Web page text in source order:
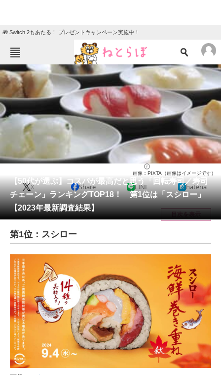
🎁 Switch 2もあたる！ プレゼントキャンペーン実施中！
ねとらぼメニュー
TOP ニュース
エンタメ クイズ
グルメ 地域
教育・育児
動物
会員記事
メディア
注目記事を集めた総合ページ
ITの今と未来を見通す
スマホと通信の最新トレンド
進化するPCとデバイスの未来
好きが集まる 比べて選べる
ビジネスと働き方のヒント
AI活用のいまが分かる
【50代が選ぶ】コスパが最高だと思う「回転寿司／寿司
チェーン」ランキングTOP18！ 第1位は「スシロー」
【2023年最新調査結果】
画像：PIXTA（画像はイメージです）
X Share LINE hatena
目次を表示
第1位：スシロー